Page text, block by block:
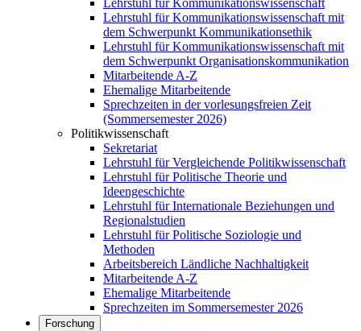
Lehrstuhl für Kommunikationswissenschaft
Lehrstuhl für Kommunikationswissenschaft mit
dem Schwerpunkt Kommunikationsethik
Lehrstuhl für Kommunikationswissenschaft mit
dem Schwerpunkt Organisationskommunikation
Mitarbeitende A-Z
Ehemalige Mitarbeitende
Sprechzeiten in der vorlesungsfreien Zeit
(Sommersemester 2026)
Politikwissenschaft
Sekretariat
Lehrstuhl für Vergleichende Politikwissenschaft
Lehrstuhl für Politische Theorie und
Ideengeschichte
Lehrstuhl für Internationale Beziehungen und
Regionalstudien
Lehrstuhl für Politische Soziologie und
Methoden
Arbeitsbereich Ländliche Nachhaltigkeit
Mitarbeitende A-Z
Ehemalige Mitarbeitende
Sprechzeiten im Sommersemester 2026
Forschung